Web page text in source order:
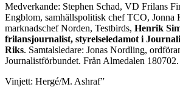
Medverkande: Stephen Schad, VD Frilans
Engblom, samhällspolitisk chef TCO, Jonna
marknadschef Norden, Testbirds, Henrik
frilansjournalist, styrelseledamot i
Riks. Samtalsledare: Jonas Nordling,
Journalistförbundet. Från Almedalen 180702.
Vinjett: Hergé/M. Ashraf”